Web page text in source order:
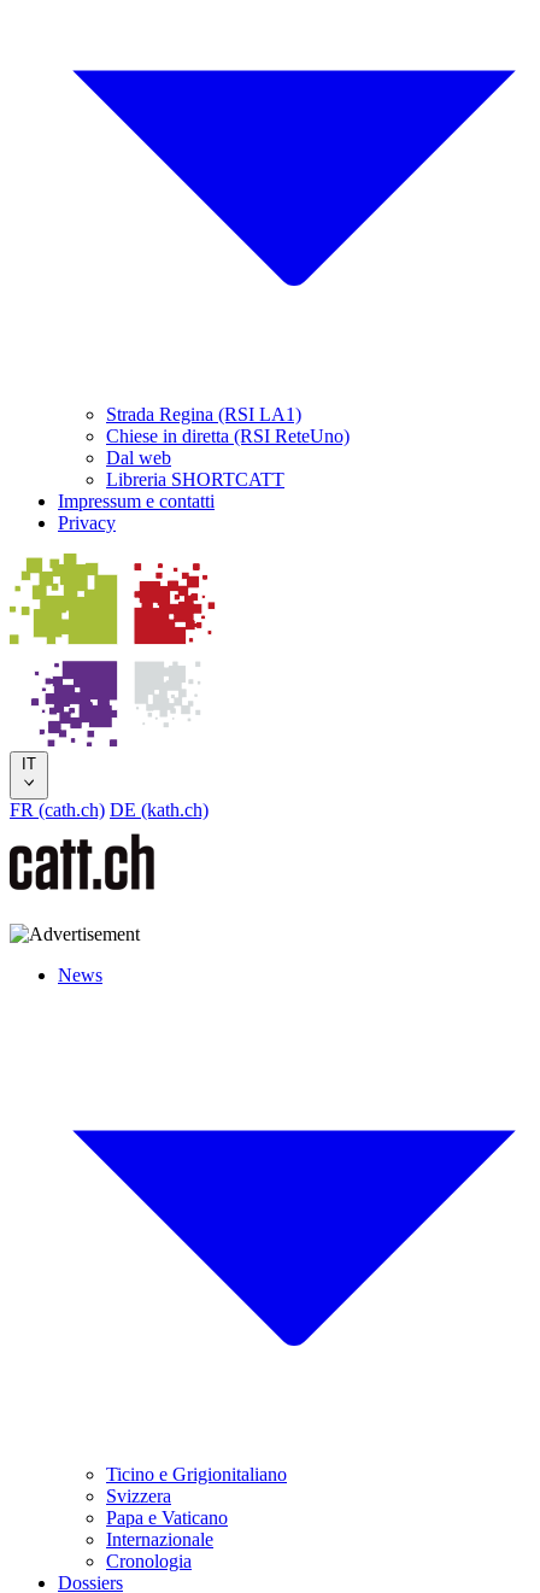
Strada Regina (RSI LA1)
Chiese in diretta (RSI ReteUno)
Dal web
Libreria SHORTCATT
Impressum e contatti
Privacy
IT
FR (cath.ch) DE (kath.ch)
News
Ticino e Grigionitaliano
Svizzera
Papa e Vaticano
Internazionale
Cronologia
Dossiers